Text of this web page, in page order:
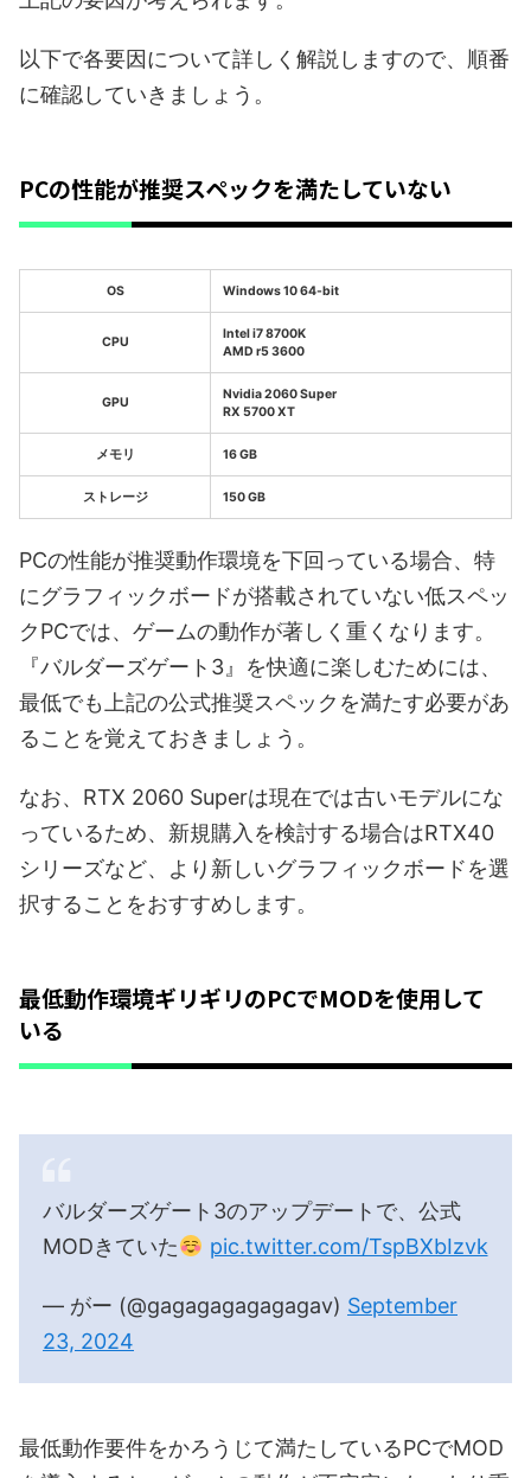
以下で各要因について詳しく解説しますので、順番
に確認していきましょう。
PCの性能が推奨スペックを満たしていない
OS Windows 10 64-bit
CPU
Intel i7 8700K
AMD r5 3600
GPU
Nvidia 2060 Super
RX 5700 XT
メモリ 16 GB
ストレージ 150 GB
PCの性能が推奨動作環境を下回っている場合、特
にグラフィックボードが搭載されていない低スペッ
クPCでは、ゲームの動作が著しく重くなります。
『バルダーズゲート3』を快適に楽しむためには、
最低でも上記の公式推奨スペックを満たす必要があ
ることを覚えておきましょう。
なお、RTX 2060 Superは現在では古いモデルにな
っているため、新規購入を検討する場合はRTX40
シリーズなど、より新しいグラフィックボードを選
択することをおすすめします。
最低動作環境ギリギリのPCでMODを使用して
いる
バルダーズゲート3のアップデートで、公式
MODきていた
pic.twitter.com/TspBXbIzvk
— がー (@gagagagagagagav) September
23, 2024
最低動作要件をかろうじて満たしているPCでMOD